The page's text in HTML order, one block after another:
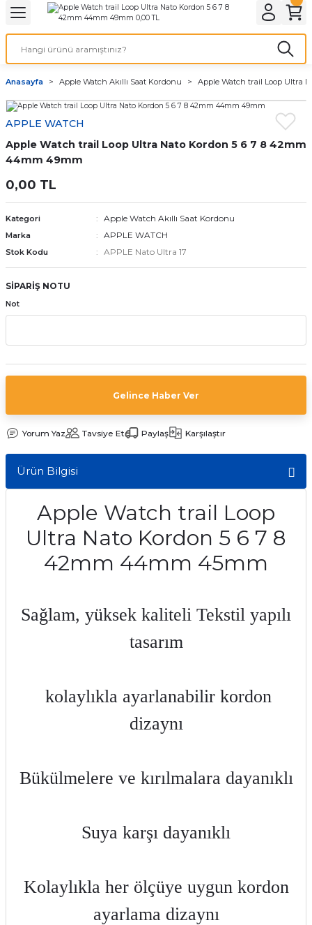
Geri Dön
& ELEKTİRİK AYDINLATMA & ELEKTRİK
Geri Dön
ve Cihaz Pilleri
ÇEŞİTLERİ
ÇEŞİTLERİ
Geri Dön
Geri Dön
Kordon Çeşitleri
Kordonu
saat kordonu
Anasayfa Apple Watch Akıllı Saat Kordonu Apple Watch trail Loop Ultra
APPLE WATCH
Apple Watch trail Loop Ultra Nato Kordon 5 6 7 8 42mm
44mm 49mm
0,00 TL
Kategori Apple Watch Akıllı Saat Kordonu
Marka APPLE WATCH
Stok Kodu APPLE Nato Ultra 17
SİPARİŞ NOTU
Not
Gelince Haber Ver
Yorum Yaz Tavsiye Et Paylaş Karşılaştır
Ürün Bilgisi
Apple Watch trail Loop
Ultra Nato Kordon 5 6 7 8
42mm 44mm 45mm
Sağlam, yüksek kaliteli Tekstil yapılı
tasarım
kolaylıkla ayarlanabilir kordon
dizaynı
Bükülmelere ve kırılmalara dayanıklı
Suya karşı dayanıklı
Kolaylıkla her ölçüye uygun kordon
ayarlama dizaynı